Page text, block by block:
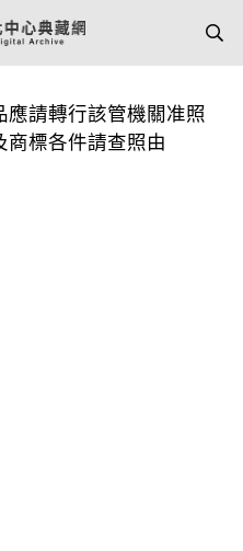
請轉行該管機關准照
標各件請查照由